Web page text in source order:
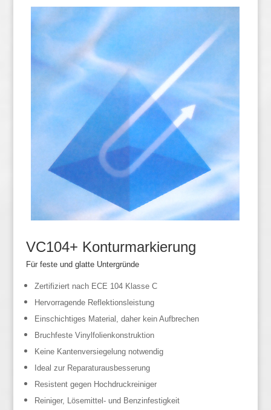
VC104+ Konturmarkierung
Für feste und glatte Untergründe
Zertifiziert nach ECE 104 Klasse C
Hervorragende Reflektionsleistung
Einschichtiges Material, daher kein Aufbrechen
Bruchfeste Vinylfolienkonstruktion
Keine Kantenversiegelung notwendig
Ideal zur Reparaturausbesserung
Resistent gegen Hochdruckreiniger
Reiniger, Lösemittel- und Benzinfestigkeit